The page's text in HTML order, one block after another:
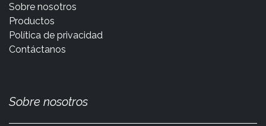
Sobre nosotros
Productos
Política de privacidad
Contáctanos
Sobre nosotros